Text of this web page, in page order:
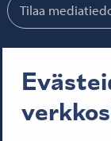
Tilaa
Seuraa meitä:
Senaatti
Senaatti
Senaatti
Senaatti
Senaatti